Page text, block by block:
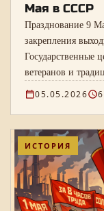
Мая в СССР
Празднование 9
закрепления
Государственные
ветеранов и
05.05.2026
ИСТОРИЯ